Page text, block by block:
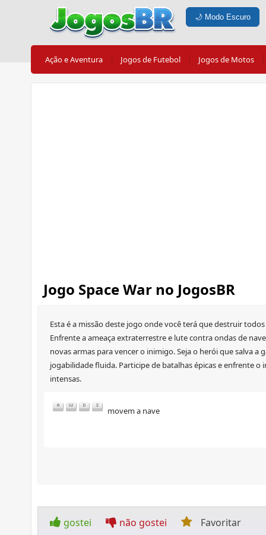
🌙 Modo Escuro
Ação e Aventura Jogos de Futebol Jogos de Motos
Jogo Space War no JogosBR
Esta é a missão deste jogo onde você terá que destruir
Enfrente a ameaça extraterrestre e lute contra ondas de
novas armas para vencer o inimigo. Seja o herói que salva a
jogabilidade fluida. Participe de batalhas épicas e enfrente
intensas.
movem a nave
gostei não gostei Favoritar